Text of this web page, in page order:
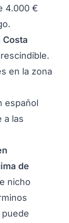
4.000 €
Costa
en la zona
español
a las
de
nicho
puede